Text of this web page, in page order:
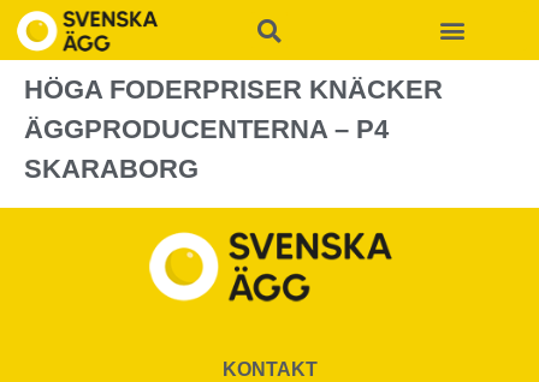
HÖGA FODERPRISER KNÄCKER
ÄGGPRODUCENTERNA – P4
SKARABORG
KONTAKT